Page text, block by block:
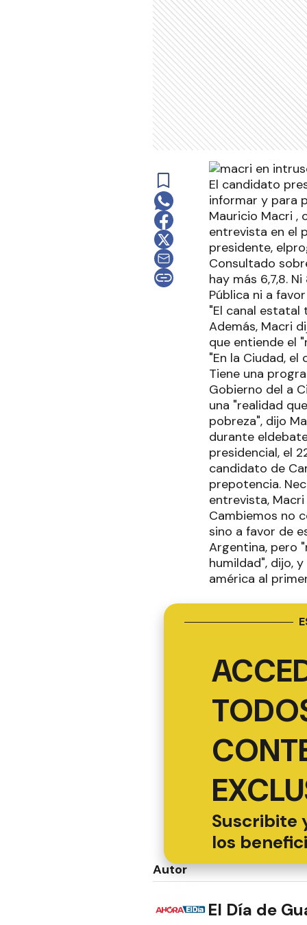
El candidato
informar y para
Mauricio Macri ,
entrevista en el
presidente,
Consultado
hay más 6,7,8.
Pública ni a
"El canal estatal
Además, Macri
que entiende el
"En la Ciudad,
Tiene una
Gobierno del a
una "realidad
pobreza", dijo
durante
presidencial, el
candidato de
prepotencia.
entrevista,
Cambiemos no
sino a favor de
Argentina, pero
humildad", dijo,
américa al
Suscribite
los
Autor
El Día de